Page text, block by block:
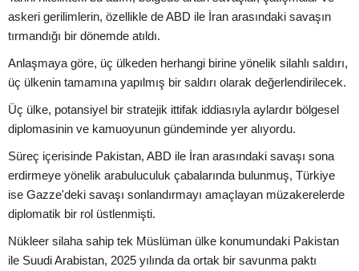
askeri gerilimlerin, özellikle de ABD ile İran arasındaki savaşın
tırmandığı bir dönemde atıldı.
Anlaşmaya göre, üç ülkeden herhangi birine yönelik silahlı saldırı,
üç ülkenin tamamına yapılmış bir saldırı olarak değerlendirilecek.
Üç ülke, potansiyel bir stratejik ittifak iddiasıyla aylardır bölgesel
diplomasinin ve kamuoyunun gündeminde yer alıyordu.
Süreç içerisinde Pakistan, ABD ile İran arasındaki savaşı sona
erdirmeye yönelik arabuluculuk çabalarında bulunmuş, Türkiye
ise Gazze'deki savaşı sonlandırmayı amaçlayan müzakerelerde
diplomatik bir rol üstlenmişti.
Nükleer silaha sahip tek Müslüman ülke konumundaki Pakistan
ile Suudi Arabistan, 2025 yılında da ortak bir savunma paktı